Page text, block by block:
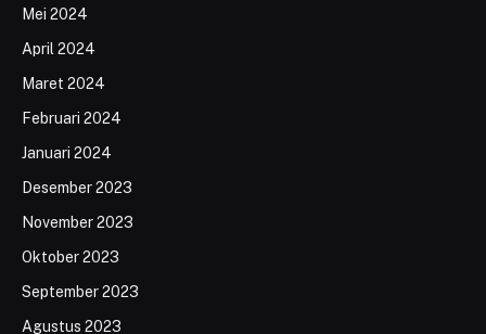
Mei 2024
April 2024
Maret 2024
Februari 2024
Januari 2024
Desember 2023
November 2023
Oktober 2023
September 2023
Agustus 2023